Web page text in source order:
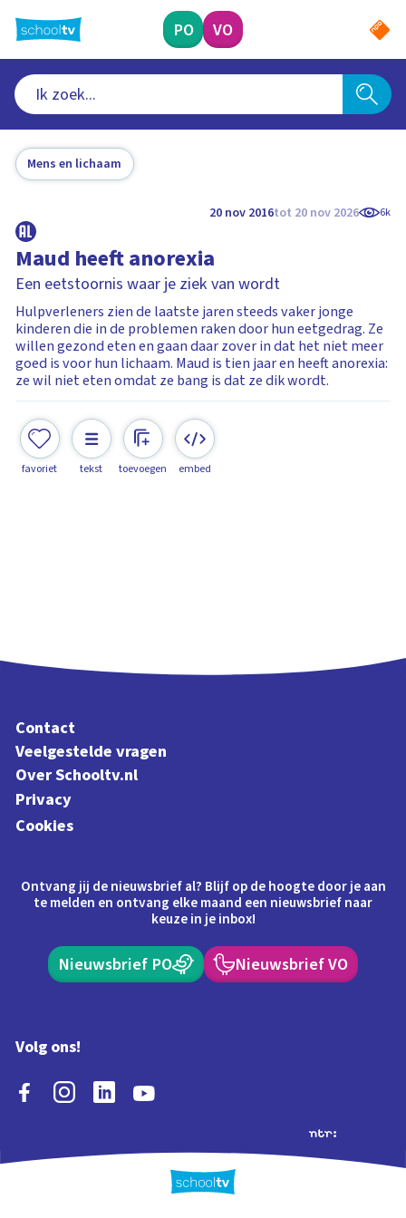
naar
hoofdinhoud
PO VO
Mens en lichaam
20 nov 2016tot 20 nov 2026 6k
Maud heeft anorexia
Een eetstoornis waar je ziek van wordt
Hulpverleners zien de laatste jaren steeds vaker jonge
kinderen die in de problemen raken door hun eetgedrag. Ze
willen gezond eten en gaan daar zover in dat het niet meer
goed is voor hun lichaam. Maud is tien jaar en heeft anorexia:
ze wil niet eten omdat ze bang is dat ze dik wordt.
favoriet tekst toevoegen embed
Contact
Veelgestelde vragen
Over Schooltv.nl
Privacy
Cookies
Ontvang jij de nieuwsbrief al? Blijf op de hoogte door je aan
te melden en ontvang elke maand een nieuwsbrief naar
keuze in je inbox!
Nieuwsbrief PO Nieuwsbrief VO
Volg ons!